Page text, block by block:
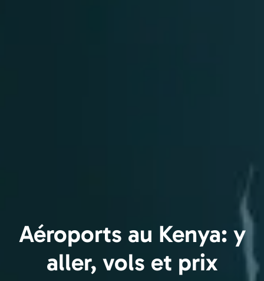
Aéroports au Kenya: y
aller, vols et prix